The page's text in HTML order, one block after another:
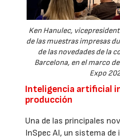
Ken Hanulec,
de las muestras impresas
de las novedades de la
Barcelona, en el marco
Expo
Inteligencia artificial
producción
Una de las principales
InSpec AI, un sistema de